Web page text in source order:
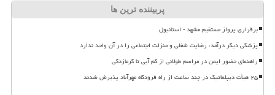
پربیننده ترین ها
برقراری پرواز مستقیم مشهد - استانبول
پزشکی دیگر درآمد، رضایت شغلی و منزلت اجتماعی را در آن واحد ندارد
راهنمای حضور ایمن در مراسم طولانی از کم آبی تا گرمازدگی
۲۵ هیأت دیپلماتیک در چند ساعت از راه فرودگاه مهرآباد پذیرش شدند